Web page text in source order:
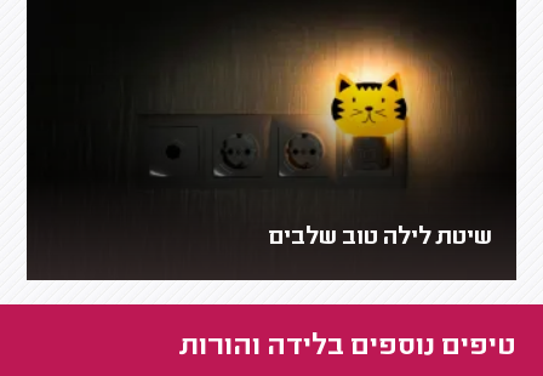
שיטת לילה טוב שלבים
טיפים נוספים בלידה והורות